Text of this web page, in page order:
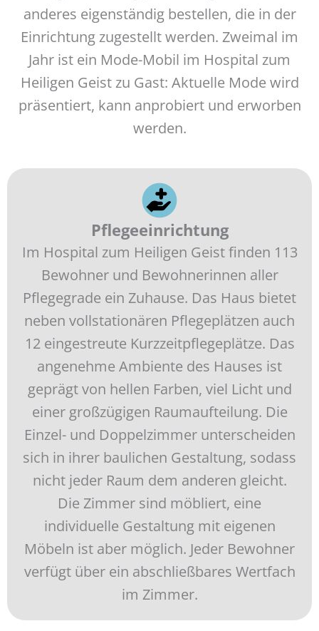
anderes eigenständig bestellen, die in der
Einrichtung zugestellt werden. Zweimal im
Jahr ist ein Mode-Mobil im Hospital zum
Heiligen Geist zu Gast: Aktuelle Mode wird
präsentiert, kann anprobiert und erworben
werden.
Pflegeeinrichtung
Im Hospital zum Heiligen Geist finden 113
Bewohner und Bewohnerinnen aller
Pflegegrade ein Zuhause. Das Haus bietet
neben vollstationären Pflegeplätzen auch
12 eingestreute Kurzzeitpflegeplätze. Das
angenehme Ambiente des Hauses ist
geprägt von hellen Farben, viel Licht und
einer großzügigen Raumaufteilung. Die
Einzel- und Doppelzimmer unterscheiden
sich in ihrer baulichen Gestaltung, sodass
nicht jeder Raum dem anderen gleicht.
Die Zimmer sind möbliert, eine
individuelle Gestaltung mit eigenen
Möbeln ist aber möglich. Jeder Bewohner
verfügt über ein abschließbares Wertfach
im Zimmer.